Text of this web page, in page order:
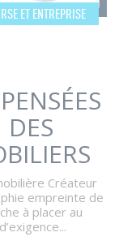
RSE ET ENTREPRISE
Créateur
empreinte de
à placer au